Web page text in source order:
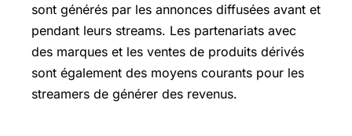
sont générés par les annonces diffusées avant et
pendant leurs streams. Les partenariats avec
des marques et les ventes de produits dérivés
sont également des moyens courants pour les
streamers de générer des revenus.